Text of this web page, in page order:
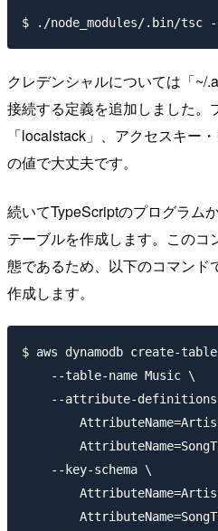
クレデンシャルについては「~/
接続する定義を追加しました。
「localstack」、アクセスキー
の値で大丈夫です。
続いてTypeScriptのプログラム
テーブルを作成します。このコ
態であるため、以下のコマンド
作成します。
$ aws dynamodb create-
    --table-name Music \
--attribute-definitions
    --key-schema \